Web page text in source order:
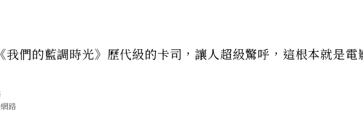
們的藍調時光》歷代級的卡司，讓人超級驚呼，這根本就是電
路